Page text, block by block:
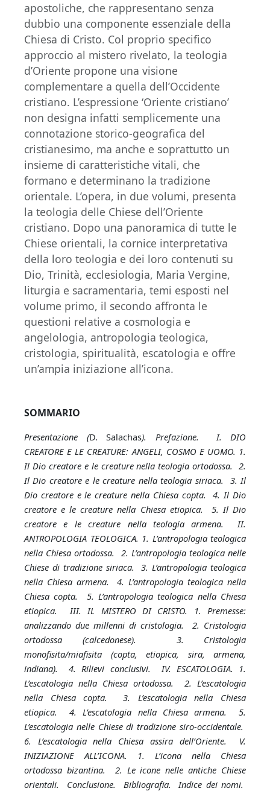
apostoliche, che rappresentano senza
dubbio una componente essenziale della
Chiesa di Cristo. Col proprio specifico
approccio al mistero rivelato, la teologia
d’Oriente propone una visione
complementare a quella dell’Occidente
cristiano. L’espressione ‘Oriente cristiano’
non designa infatti semplicemente una
connotazione storico-geografica del
cristianesimo, ma anche e soprattutto un
insieme di caratteristiche vitali, che
formano e determinano la tradizione
orientale. L’opera, in due volumi, presenta
la teologia delle Chiese dell’Oriente
cristiano. Dopo una panoramica di tutte le
Chiese orientali, la cornice interpretativa
della loro teologia e dei loro contenuti su
Dio, Trinità, ecclesiologia, Maria Vergine,
liturgia e sacramentaria, temi esposti nel
volume primo, il secondo affronta le
questioni relative a cosmologia e
angelologia, antropologia teologica,
cristologia, spiritualità, escatologia e offre
un’ampia iniziazione all’icona.
SOMMARIO
Presentazione (D. Salachas). Prefazione. I. DIO
CREATORE E LE CREATURE: ANGELI, COSMO E UOMO. 1.
Il Dio creatore e le creature nella teologia ortodossa. 2.
Il Dio creatore e le creature nella teologia siriaca. 3. Il
Dio creatore e le creature nella Chiesa copta. 4. Il Dio
creatore e le creature nella Chiesa etiopica. 5. Il Dio
creatore e le creature nella teologia armena. II.
ANTROPOLOGIA TEOLOGICA. 1. L’antropologia teologica
nella Chiesa ortodossa. 2. L’antropologia teologica nelle
Chiese di tradizione siriaca. 3. L’antropologia teologica
nella Chiesa armena. 4. L’antropologia teologica nella
Chiesa copta. 5. L’antropologia teologica nella Chiesa
etiopica. III. IL MISTERO DI CRISTO. 1. Premesse:
analizzando due millenni di cristologia. 2. Cristologia
ortodossa (calcedonese). 3. Cristologia
monofisita/miafisita (copta, etiopica, sira, armena,
indiana). 4. Rilievi conclusivi. IV. ESCATOLOGIA. 1.
L’escatologia nella Chiesa ortodossa. 2. L’escatologia
nella Chiesa copta. 3. L’escatologia nella Chiesa
etiopica. 4. L’escatologia nella Chiesa armena. 5.
L’escatologia nelle Chiese di tradizione siro-occidentale.
6. L’escatologia nella Chiesa assira dell’Oriente. V.
INIZIAZIONE ALL’ICONA. 1. L’icona nella Chiesa
ortodossa bizantina. 2. Le icone nelle antiche Chiese
orientali. Conclusione. Bibliografia. Indice dei nomi.